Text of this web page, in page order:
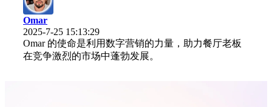
Omar
2025-7-25 15:13:29
Omar 的使命是利用数字营销的力量，助力餐厅老板
在竞争激烈的市场中蓬勃发展。